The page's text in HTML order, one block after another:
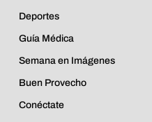
Deportes
Guía Médica
Semana en Imágenes
Buen Provecho
Conéctate